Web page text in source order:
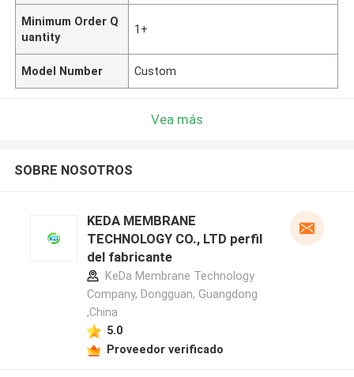
Minimum Order Q
uantity
1+
Model Number Custom
Vea más
SOBRE NOSOTROS
KEDA MEMBRANE
TECHNOLOGY CO., LTD perfil
del fabricante
KeDa Membrane Technology
Company, Dongguan, Guangdong
,China
5.0
Proveedor verificado